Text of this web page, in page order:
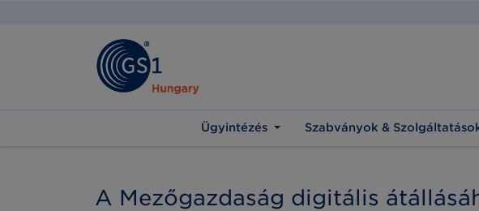
Ügyintézés Szabványok &
A Mezőgazdaság digitális